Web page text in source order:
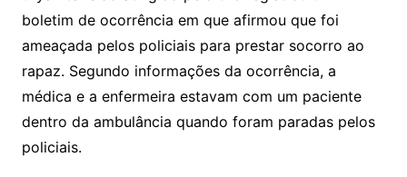
boletim de ocorrência em que afirmou que foi
ameaçada pelos policiais para prestar socorro ao
rapaz. Segundo informações da ocorrência, a
médica e a enfermeira estavam com um paciente
dentro da ambulância quando foram paradas pelos
policiais.